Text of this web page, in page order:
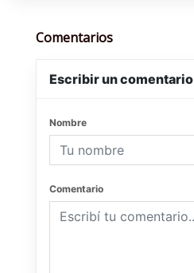
Comentarios
Escribir un comentario
Nombre
Comentario